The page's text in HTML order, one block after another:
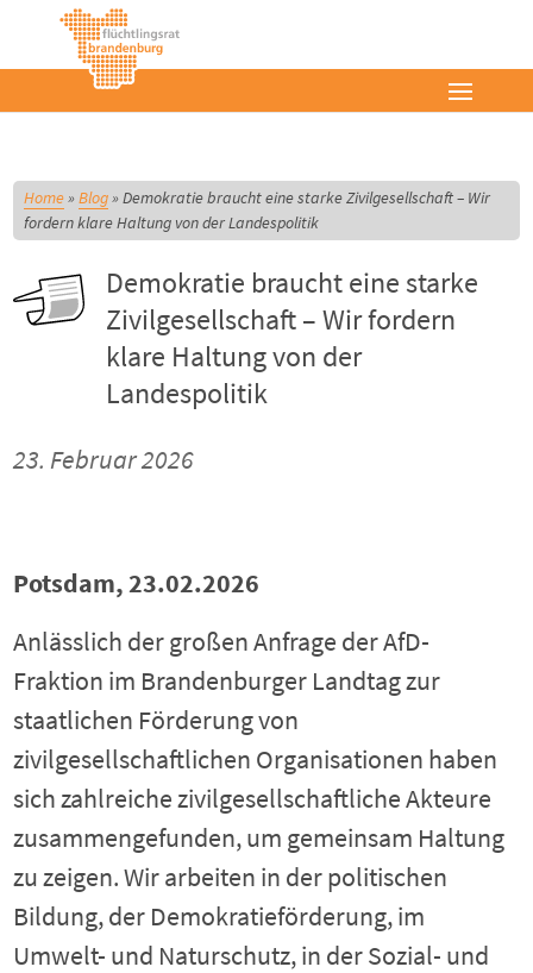
Home»Blog»Demokratie braucht eine starke Zivilgesellschaft – Wir
fordern klare Haltung von der Landespolitik
Demokratie braucht eine starke
Zivilgesellschaft – Wir fordern
klare Haltung von der
Landespolitik
23. Februar 2026
Potsdam, 23.02.2026
Anlässlich der großen Anfrage der AfD-
Fraktion im Brandenburger Landtag zur
staatlichen Förderung von
zivilgesellschaftlichen Organisationen haben
sich zahlreiche zivilgesellschaftliche Akteure
zusammengefunden, um gemeinsam Haltung
zu zeigen. Wir arbeiten in der politischen
Bildung, der Demokratieförderung, im
Umwelt- und Naturschutz, in der Sozial- und